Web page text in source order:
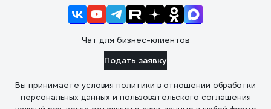
Чат для бизнес-клиентов
Подать заявку
Вы принимаете условия политики в отношении обработки
персональных данных и пользовательского соглашения